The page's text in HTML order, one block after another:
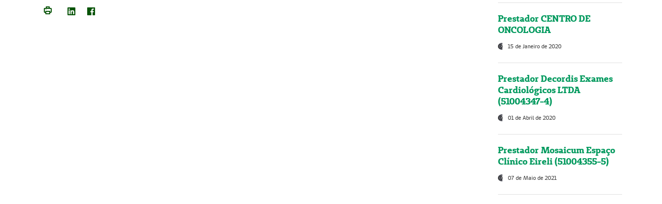
Prestador CENTRO DE
ONCOLOGIA
15 de Janeiro de 2020
Prestador Decordis Exames
Cardiológicos LTDA
(51004347-4)
01 de Abril de 2020
Prestador Mosaicum Espaço
Clínico Eireli (51004355-5)
07 de Maio de 2021